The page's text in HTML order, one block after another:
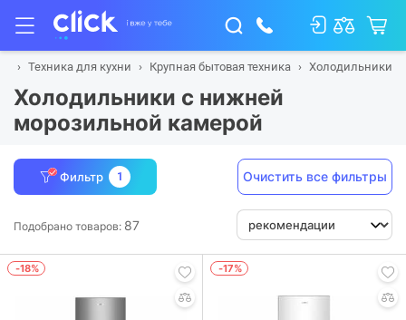
Техника для кухни Крупная бытовая техника Холодильники
Холодильники с нижней
морозильной камерой
Фильтр 1 Очистить все фильтры
Подобрано товаров: 87
-18% -17%